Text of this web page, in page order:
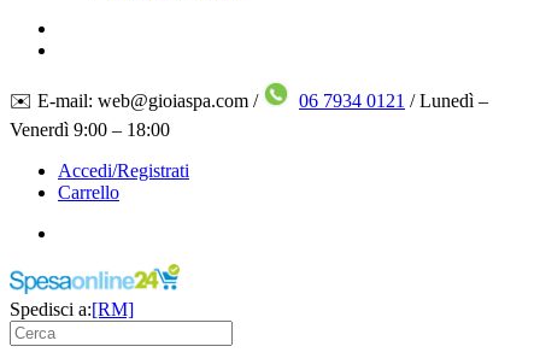
✉️ E-mail: web@gioiaspa.com / 06 7934 0121 / Lunedì –
Venerdì 9:00 – 18:00
Accedi/Registrati
Carrello
Spedisci a:[RM]